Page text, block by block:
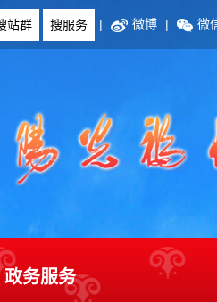
| 微博 | 微
政务服务